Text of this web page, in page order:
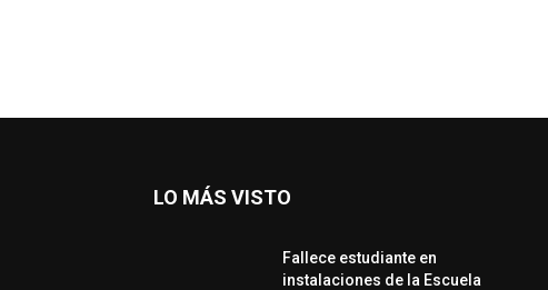
LO MÁS VISTO
Fallece estudiante en
instalaciones de la Escuela